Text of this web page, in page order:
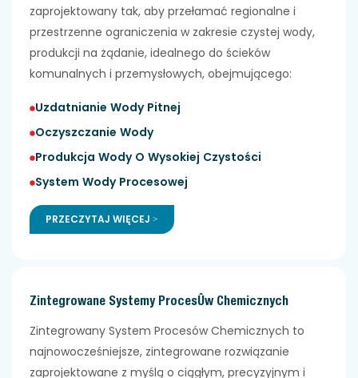
zaprojektowany tak, aby przełamać regionalne i
przestrzenne ograniczenia w zakresie czystej wody,
produkcji na żądanie, idealnego do ścieków
komunalnych i przemysłowych, obejmującego:
Uzdatnianie Wody Pitnej
Oczyszczanie Wody
Produkcja Wody O Wysokiej Czystości
System Wody Procesowej
PRZECZYTAJ WIĘCEJ >
Zintegrowane Systemy Procesów Chemicznych
Zintegrowany System Procesów Chemicznych to
najnowocześniejsze, zintegrowane rozwiązanie
zaprojektowane z myślą o ciągłym, precyzyjnym i